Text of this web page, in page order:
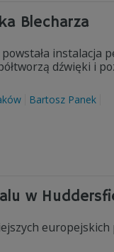
Blecharza
dźwięki i
Bartosz Panek
w